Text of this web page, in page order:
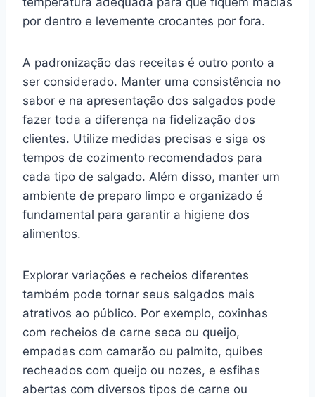
por dentro e levemente crocantes por fora.
A padronização das receitas é outro ponto a
ser considerado. Manter uma consistência no
sabor e na apresentação dos salgados pode
fazer toda a diferença na fidelização dos
clientes. Utilize medidas precisas e siga os
tempos de cozimento recomendados para
cada tipo de salgado. Além disso, manter um
ambiente de preparo limpo e organizado é
fundamental para garantir a higiene dos
alimentos.
Explorar variações e recheios diferentes
também pode tornar seus salgados mais
atrativos ao público. Por exemplo, coxinhas
com recheios de carne seca ou queijo,
empadas com camarão ou palmito, quibes
recheados com queijo ou nozes, e esfihas
abertas com diversos tipos de carne ou